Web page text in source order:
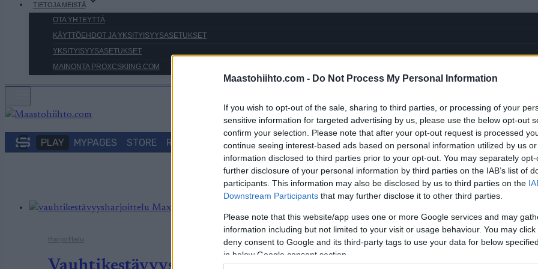
Maastohiihto.com - Do Not Process My Personal Information
If you wish to opt-out of the sale, sharing to third parties, or processing of your
sensitive information for targeted advertising by us, please use the below opt-out
confirm your selection. Please note that after your opt-out request is processed
continue seeing interest-based ads based on personal information utilized by us
information disclosed to third parties prior to your opt-out. You may separately
further disclosure of your personal information by third parties on the IAB’s list of
participants. This information may also be disclosed by us to third parties on the
Downstream Participants that may further disclose it to other third parties.
Please note that this website/app uses one or more Google services and may
information including but not limited to your visit or usage behaviour. You may
deny consent to Google and its third-party tags to use your data for below
in below Google consent section.
TIETOJA MEISTÄ
OTA YHTEYTTÄ
KÄYTTÖEHDOT JA YKSITYISYYSASETUKSET
YKSITYISYYSASETUKSET
MAINONTA PROXCSKIING.COM
PLAY MYPAGES STORE RANKING FANTASY YOUTUBE
Harjoittelu